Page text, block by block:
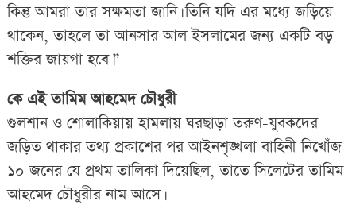
কিন্তু আমরা তার সক্ষমতা জানি। তিনি যদি এর মধ্যে জড়িয়ে
থাকেন, তাহলে তা আনসার আল ইসলামের জন্য একটি বড়
শক্তির জায়গা হবে।”
কে এই তামিম আহমেদ চৌধুরী
গুলশান ও শোলাকিয়ায় হামলায় ঘরছাড়া তরুণ-যুবকদের
জড়িত থাকার তথ্য প্রকাশের পর আইনশৃঙ্খলা বাহিনী নিখোঁজ
১০ জনের যে প্রথম তালিকা দিয়েছিল, তাতে সিলেটের তামিম
আহমেদ চৌধুরীর নাম আসে।